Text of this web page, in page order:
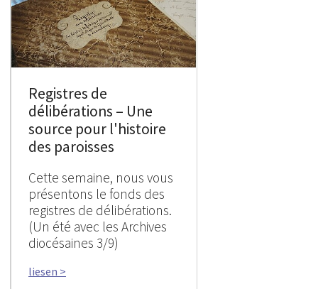
Registres de
délibérations – Une
source pour l'histoire
des paroisses
Cette semaine, nous vous
présentons le fonds des
registres de délibérations.
(Un été avec les Archives
diocésaines 3/9)
liesen >